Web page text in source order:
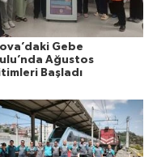
Gebe
Ağustos
Başladı